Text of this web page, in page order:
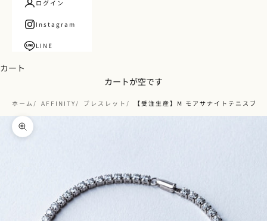
ログイン
Instagram
LINE
カート
カートが空です
ホーム AFFINITY ブレスレット 【受注生産】M モアサナイトテニスブ
ズームイン